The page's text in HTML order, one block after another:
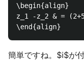
\begin{align}
z_1 -z_2 & =
簡単ですね。$i$が